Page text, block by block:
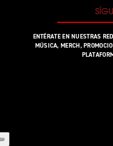
ENTÉRATE EN NUESTRAS
MÚSICA, MERCH,